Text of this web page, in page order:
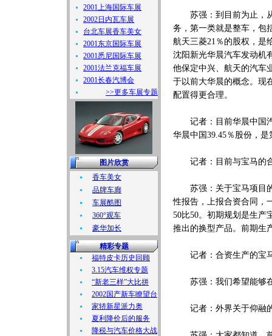
2001上海国际车展
2002日内瓦车展
台北车展香车美女
2001东京国际车展
2001悉尼国际车展
2001法兰克福车展
2001长春汽博会
>>更多车展专题
图片欣赏
香车美女
品牌车廊
车展酷图
360°观车
豪华加长
精彩专题
福特皮卡历史回顾
3.15汽车维权专题
“新老三样”大比拼
2002国产新车瞭望台
家轿新星派力奥
夏利降价后的服务
降税与汽车价格大战
苏强：到目前为止，从
务，第一类就是整车，包
航天三菱21％的股权，是
沈阳新光华晨汽车发动机
他保定中兴、航天的汽车
于以前大华晨的概念。现
配置得更合理。
记者：目前华晨中国汽
华晨中国39.45％股份，
记者：目前与宝马的
苏强：关于宝马项目的
性报告，上报合资合同，
50比50。初期规划是生产
推出的换型产品。前期生
记者：合资生产的宝
苏强：我们希望能够
记者：外界关于仰融的